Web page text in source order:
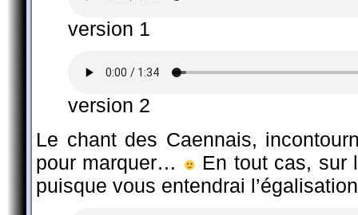
version 1
version 2
Le chant des Caennais,
pour marquer…
En tout cas, sur
puisque vous entendrai